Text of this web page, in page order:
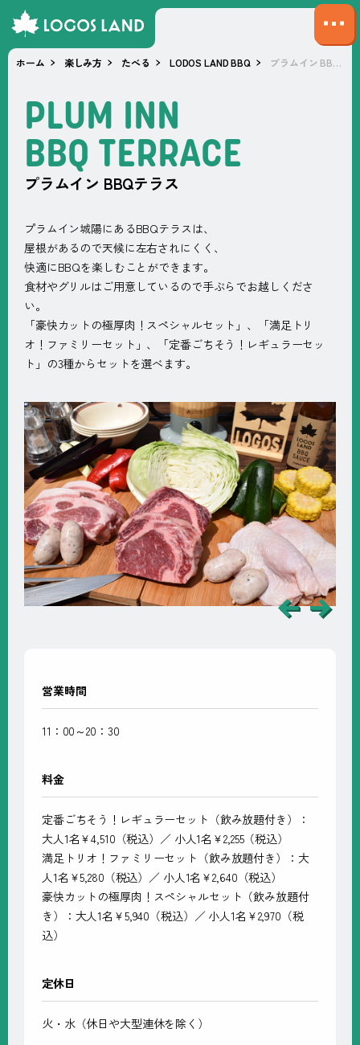
サ
イ
ト
ホーム 楽しみ方 たべる LODOS LAND BBQ プラムイン BBQテラス
PLUM INN
BBQ TERRACE
プラムイン BBQテラス
プラムイン城陽にあるBBQテラスは、
屋根があるので天候に左右されにくく、
快適にBBQを楽しむことができます。
食材やグリルはご用意しているので手ぶらでお越しくださ
い。
「豪快カットの極厚肉！スペシャルセット」、「満足トリ
オ！ファミリーセット」、「定番ごちそう！レギュラーセッ
ト」の3種からセットを選べます。
営業時間
11：00～20：30
料金
定番ごちそう！レギュラーセット（飲み放題付き）：
大人1名￥4,510（税込）／ 小人1名￥2,255（税込）
満足トリオ！ファミリーセット（飲み放題付き）：大
人1名￥5,280（税込）／ 小人1名￥2,640（税込）
豪快カットの極厚肉！スペシャルセット（飲み放題付
き）：大人1名￥5,940（税込）／ 小人1名￥2,970（税
込）
定休日
火・水（休日や大型連休を除く）